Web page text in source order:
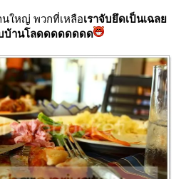
ใหญ่ พวกที่เหลือเราจับยึดเป็นเฉล
บ้านโลดดดดดดดด